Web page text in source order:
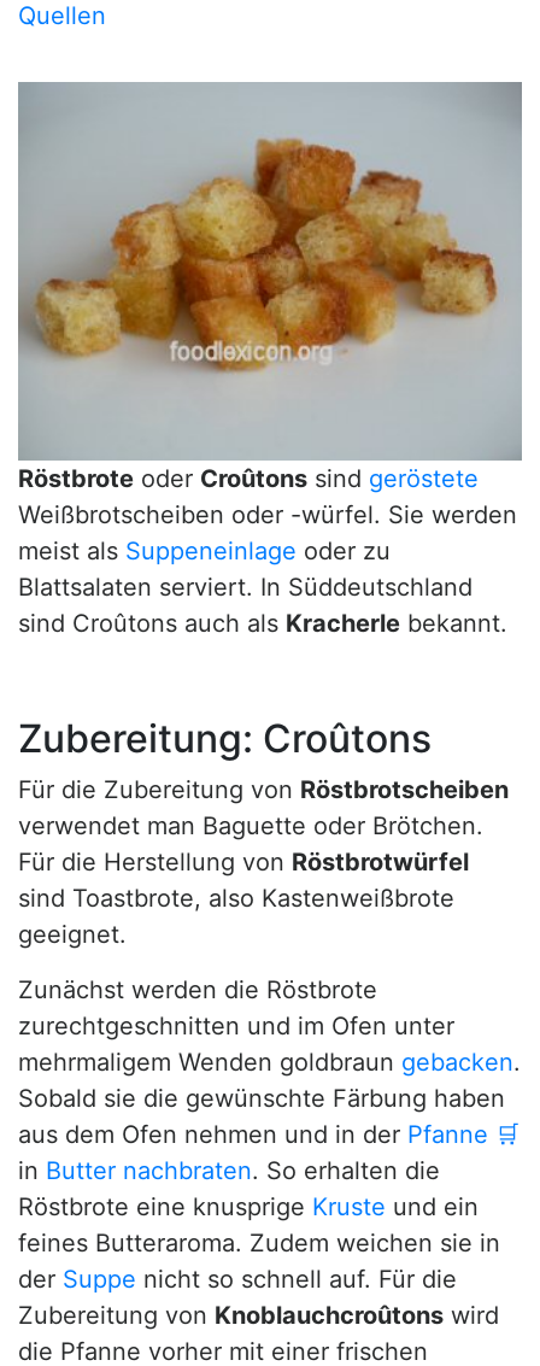
Quellen
Röstbrote oder Croûtons sind geröstete
Weißbrotscheiben oder -würfel. Sie werden
meist als Suppeneinlage oder zu
Blattsalaten serviert. In Süddeutschland
sind Croûtons auch als Kracherle bekannt.
Zubereitung: Croûtons
Für die Zubereitung von Röstbrotscheiben
verwendet man Baguette oder Brötchen.
Für die Herstellung von Röstbrotwürfel
sind Toastbrote, also Kastenweißbrote
geeignet.
Zunächst werden die Röstbrote
zurechtgeschnitten und im Ofen unter
mehrmaligem Wenden goldbraun gebacken.
Sobald sie die gewünschte Färbung haben
aus dem Ofen nehmen und in der Pfanne 🛒
in Butter nachbraten. So erhalten die
Röstbrote eine knusprige Kruste und ein
feines Butteraroma. Zudem weichen sie in
der Suppe nicht so schnell auf. Für die
Zubereitung von Knoblauchcroûtons wird
die Pfanne vorher mit einer frischen